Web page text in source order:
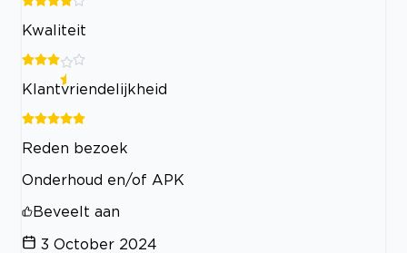
Kwaliteit
Klantvriendelijkheid
Reden bezoek
Onderhoud en/of APK
Beveelt aan
3 October 2024